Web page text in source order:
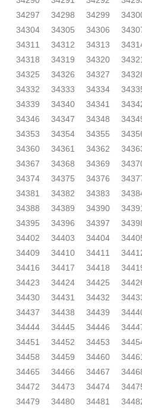
34297
34298 34299
34304
34305 34306
34311
34312 34313
34318
34319 34320
34325
34326 34327
34332
34333 34334
34339
34340 34341
34346
34347 34348
34353
34354 34355
34360
34361 34362
34367
34368 34369
34374
34375 34376
34381
34382 34383
34388
34389 34390
34395
34396 34397
34402
34403 34404
34409
34410 34411
34416
34417 34418
34423
34424 34425
34430
34431 34432
34437
34438 34439
34444
34445 34446
34451
34452 34453
34458
34459 34460
34465
34466 34467
34472
34473 34474
34479
34480 34481